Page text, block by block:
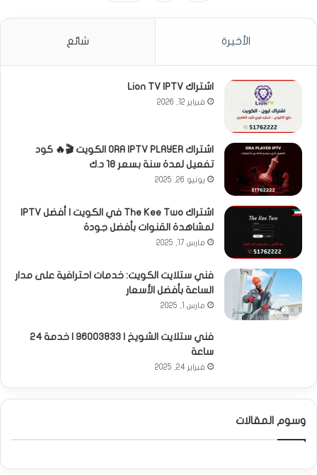
الأخيرة شائع
اشتراك Lion TV IPTV
فبراير 12, 2026
اشتراك ORA IPTV PLAYER الكويت 🎬🔥 كود
تفعيل لمدة سنة بسعر 18 د.ك
يونيو 26, 2025
اشتراك The Kee Two في الكويت | أفضل IPTV
لمشاهدة القنوات بأفضل جودة
مارس 17, 2025
فني ستلايت الكويت: خدمات احترافية على مدار
الساعة بأفضل الأسعار
مارس 1, 2025
فني ستلايت الشويخ | 96003833 | خدمة 24
ساعة
فبراير 24, 2025
وسوم المقالات